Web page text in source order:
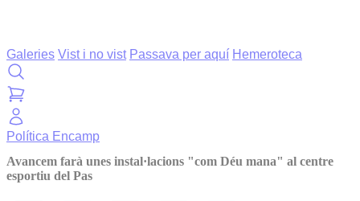
Galeries Vist i no vist Passava per aquí Hemeroteca
Política Encamp
Avancem farà unes instal·lacions "com Déu mana" al centre
esportiu del Pas